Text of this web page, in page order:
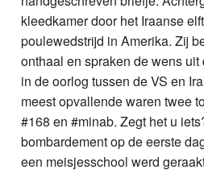
kleedkamer door het Iraanse
poulewedstrijd in Amerika. Zij
onthaal en spraken de wens
in de oorlog tussen de VS en
meest opvallende waren twee
#168 en #minab. Zegt het u
bombardement op de eerste
een meisjesschool werd